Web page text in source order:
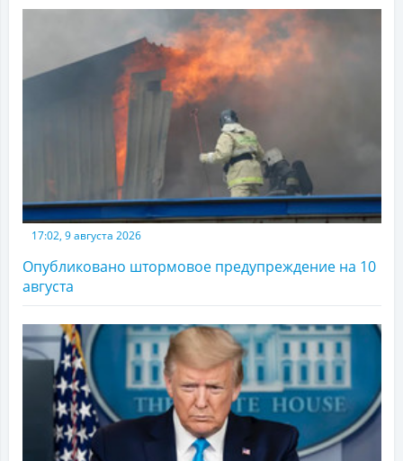
17:02, 9 августа 2026
Опубликовано штормовое предупреждение на 10
августа